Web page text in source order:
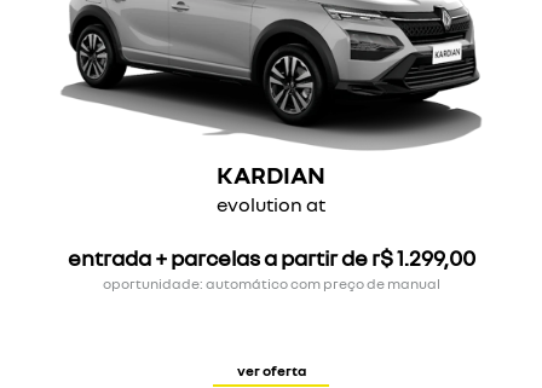
KARDIAN
evolution at
entrada + parcelas a partir de r$ 1.299,00
oportunidade: automático com preço de manual
ver oferta